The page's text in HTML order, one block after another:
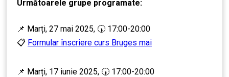
Următoarele grupe programate:
📌 Marți, 27 mai 2025, 🕠 17:00-20:00
📋 Formular înscriere curs Bruges mai
📌 Marți, 17 iunie 2025, 🕠 17:00-20:00